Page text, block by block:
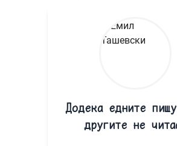
Додека едните
другите не